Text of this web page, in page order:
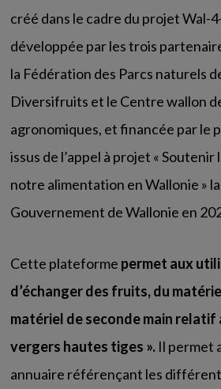
créé dans le cadre du projet Wal-
développée par les trois
la Fédération des Parcs naturels
Diversifruits et le Centre wallon
agronomiques, et financée par le
issus de l’appel à projet «
notre alimentation en Wallonie »
Gouvernement de Wallonie en
Cette plateforme permet aux
d’échanger des fruits, du
matériel de seconde main relatif
vergers hautes tiges ». Il permet
annuaire référençant les